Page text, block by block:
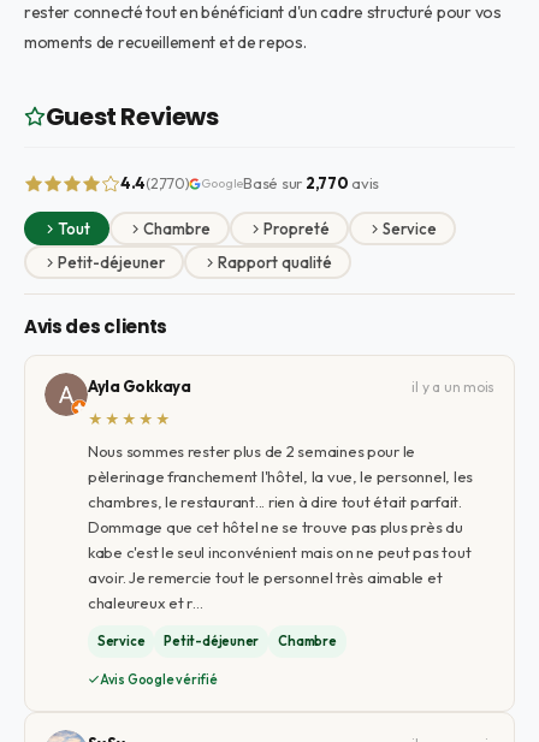
rester connecté tout en bénéficiant d'un cadre structuré pour vos
moments de recueillement et de repos.
Guest Reviews
4.4(2,770) GoogleBasé sur 2,770 avis
Tout Chambre Propreté
Service
Petit-déjeuner
Rapport qualité
Avis des clients
Ayla Gokkaya
il y a un mois
★★★★★
Nous sommes rester plus de 2 semaines pour le
pèlerinage franchement l'hôtel, la vue, le personnel, les
chambres, le restaurant... rien à dire tout était parfait.
Dommage que cet hôtel ne se trouve pas plus près du
kabe c'est le seul inconvénient mais on ne peut pas tout
avoir. Je remercie tout le personnel très aimable et
chaleureux et r…
Service Petit-déjeuner Chambre
Avis Google vérifié